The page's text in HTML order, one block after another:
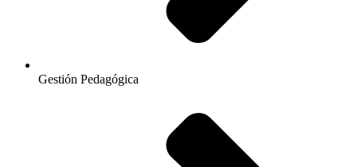
Gestión Pedagógica